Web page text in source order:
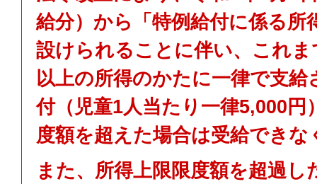
給分）から「特例給付に係る所
設けられることに伴い、これま
以上の所得のかたに一律で支給
付（児童1人当たり一律5,000円
度額を超えた場合は受給でき
また、所得上限限度額を超過し